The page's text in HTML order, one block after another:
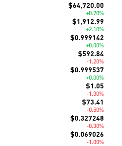
$64,720.00
+0.70%
$1,912.99
+2.10%
$0.999142
+0.00%
$592.84
-1.20%
$0.999537
+0.00%
$1.05
-1.30%
$73.41
-0.50%
$0.327248
-0.30%
$0.069026
-1.00%